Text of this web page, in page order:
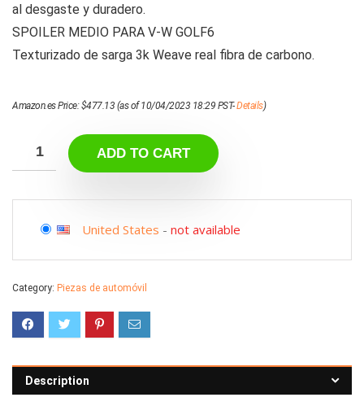
al desgaste y duradero.
SPOILER MEDIO PARA V-W GOLF6
Texturizado de sarga 3k Weave real fibra de carbono.
Amazon.es Price:$477.13 (as of 10/04/2023 18:29 PST-Details)
ADD TO CART
United States - not available
Category: Piezas de automóvil
Description